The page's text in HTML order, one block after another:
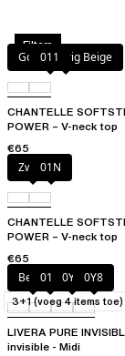
Filters
Goudkleurig Beige
011
CHANTELLE
POWER – V-neck top
€65
Zwart01N
CHANTELLE
POWER – V-neck top
€65
Beige011 0Y3 0Y8
LIVERA PURE
invisible - Midi
3+1 (voeg 4 items toe)